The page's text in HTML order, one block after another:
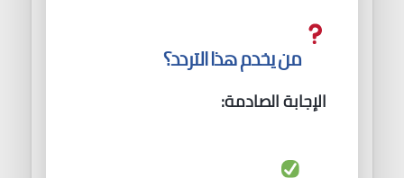
من يخدم هذا التردد؟
الإجابة الصادمة: